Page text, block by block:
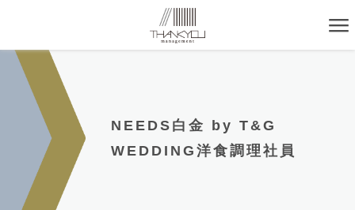
NEEDS白金 by T&G
WEDDING洋食調理社員